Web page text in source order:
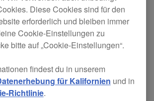
Ökodesign-Richtlinie (Richtlinie
der Europäischen Union
des Geräts bei eingeschalteter
auf 20 Minuten
Diese Cookies sind für den
erforderlich und bleiben immer
Cookie-Einstellungen zu
bitte auf „Cookie-Einstellungen“.
findest du in unserem
für Kalifornien und in
Richtlinie.